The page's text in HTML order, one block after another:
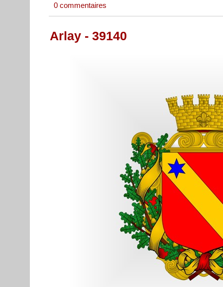
0 commentaires
Arlay - 39140